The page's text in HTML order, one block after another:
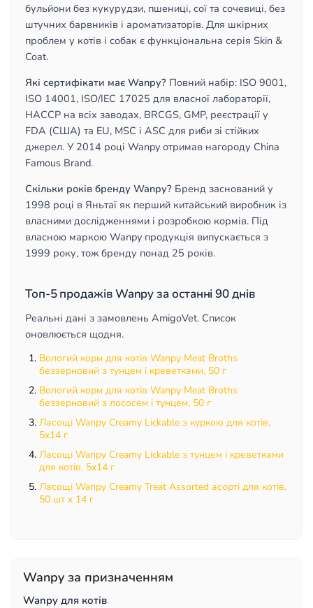
бульйони без кукурудзи, пшениці, сої та сочевиці, без
штучних барвників і ароматизаторів. Для шкірних
проблем у котів і собак є функціональна серія Skin &
Coat.
Які сертифікати має Wanpy? Повний набір: ISO 9001,
ISO 14001, ISO/IEC 17025 для власної лабораторії,
HACCP на всіх заводах, BRCGS, GMP, реєстрації у
FDA (США) та EU, MSC і ASC для риби зі стійких
джерел. У 2014 році Wanpy отримав нагороду China
Famous Brand.
Скільки років бренду Wanpy? Бренд заснований у
1998 році в Яньтаї як перший китайський виробник із
власними дослідженнями і розробкою кормів. Під
власною маркою Wanpy продукція випускається з
1999 року, тож бренду понад 25 років.
Топ-5 продажів Wanpy за останні 90 днів
Реальні дані з замовлень AmigoVet. Список
оновлюється щодня.
Вологий корм для котів Wanpy Meat Broths
беззерновий з тунцем і креветками, 50 г
Вологий корм для котів Wanpy Meat Broths
беззерновий з лососем і тунцем, 50 г
Ласощі Wanpy Creamy Lickable з куркою для котів,
5x14 г
Ласощі Wanpy Creamy Lickable з тунцем і креветками
для котів, 5x14 г
Ласощі Wanpy Creamy Treat Assorted асорті для котів,
50 шт х 14 г
Wanpy за призначенням
Wanpy для котів